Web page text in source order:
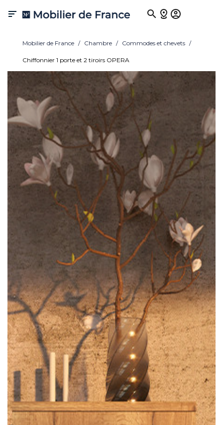

Mobilier de France Chambre Commodes et chevets
Chiffonnier 1 porte et 2 tiroirs OPERA